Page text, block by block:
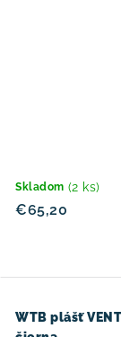
Skladom (2 ks)
€65,20
WTB plášť